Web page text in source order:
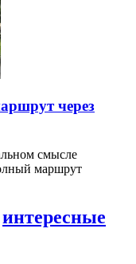
через
смысле
маршрут
интересные